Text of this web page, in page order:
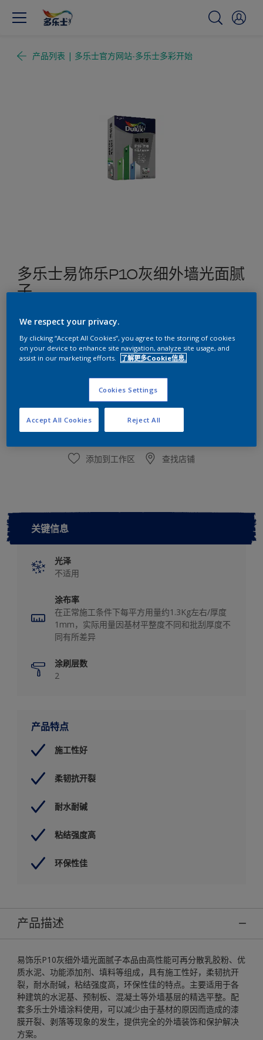
产品列表 | 多乐士官方网站-多乐士多彩开始
多乐士易饰乐P10灰细外墙光面腻
子
施工性好/柔韧抗开裂/耐水耐碱/粘结强度高/环保性佳
尺寸
20kg
添加到工作区 查找店铺
关键信息
光泽
不适用
涂布率
在正常施工条件下每平方用量约1.3Kg左右/厚度
1mm，实际用量因基材平整度不同和批刮厚度不
同有所差异
涂刷层数
2
产品特点
施工性好
柔韧抗开裂
耐水耐碱
粘结强度高
环保性佳
产品描述
易饰乐P10灰细外墙光面腻子本品由高性能可再分散乳胶粉、优
质水泥、功能添加剂、填料等组成，具有施工性好，柔韧抗开
裂，耐水耐碱，粘结强度高，环保性佳的特点。主要适用于各
种建筑的水泥基、预制板、混凝土等外墙基层的精选平整。配
套多乐士外墙涂料使用，可以减少由于基材的原因而造成的漆
膜开裂、剥落等现象的发生，提供完全的外墙装饰和保护解决
方案。
We respect your privacy.
By clicking “Accept All Cookies”, you agree to the storing of cookies
on your device to enhance site navigation, analyze site usage, and
assist in our marketing efforts.
了解更多Cookie信息.
Cookies Settings
Reject All
Accept All Cookies